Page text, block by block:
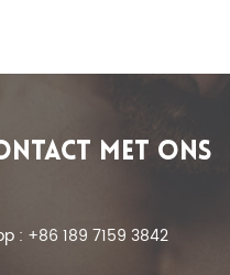
MET ONS
: +86 189 7159 3842